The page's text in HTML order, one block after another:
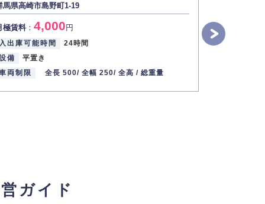
馬県高崎市島野町1-19
極賃料： 4,000円
入出庫可能時間
24時間
備
平置き
両制限
全長 500/ 全幅 250/ 全高 / 総重量
月極賃料
ガイド